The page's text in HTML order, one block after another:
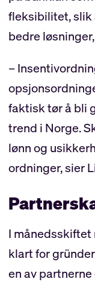
fleksibilitet, slik
bedre
–
faktisk tør å bli
trend i Norge.
lønn og
ordninger, sier
I
klart for
en av